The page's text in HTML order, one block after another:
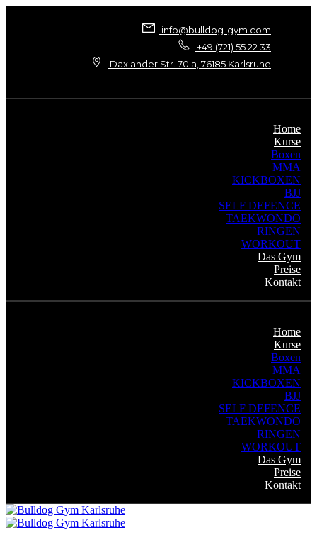
info@bulldog-gym.com
+49 (721) 55 22 33
Daxlander Str. 70 a, 76185 Karlsruhe
Home
Kurse
Boxen
MMA
KICKBOXEN
BJJ
SELF DEFENCE
TAEKWONDO
RINGEN
WORKOUT
Das Gym
Preise
Kontakt
Home
Kurse
Boxen
MMA
KICKBOXEN
BJJ
SELF DEFENCE
TAEKWONDO
RINGEN
WORKOUT
Das Gym
Preise
Kontakt